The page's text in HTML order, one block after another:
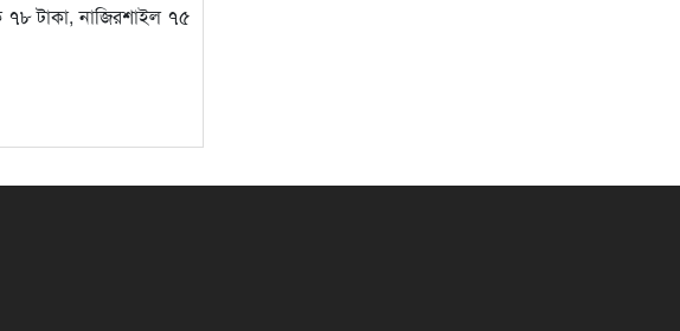
৭৮ টাকা, নাজিরশাইল ৭৫